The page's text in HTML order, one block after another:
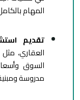
المهام
تقديم
العقاري،
السوق
مدروسة